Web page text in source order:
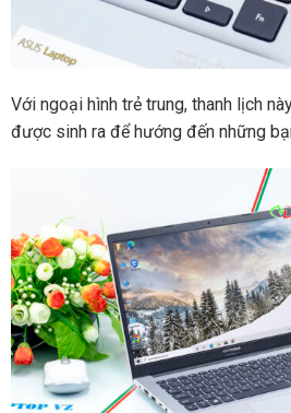
Với ngoại hình trẻ trung, thanh lịch
được sinh ra để hướng đến những